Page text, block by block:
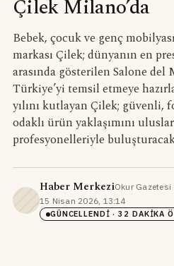
Çilek Milano’da
Bebek, çocuk ve genç
markası Çilek; dünyanın en
arasında gösterilen Salone del
Türkiye’yi temsil etmeye
yılını kutlayan Çilek; güvenli,
odaklı ürün yaklaşımını
profesyonelleriyle
Haber MerkeziOkur Gazetesi·
15 Nisan 2026, 13:14·
GÜNCELLENDI · 32 DAKIKA